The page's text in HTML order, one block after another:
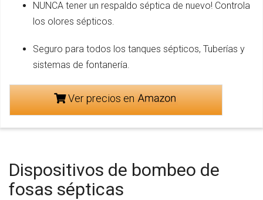
NUNCA tener un respaldo séptica de nuevo! Controla
los olores sépticos.
Seguro para todos los tanques sépticos, Tuberías y
sistemas de fontanería.
Ver precios en
Dispositivos de bombeo de
fosas sépticas